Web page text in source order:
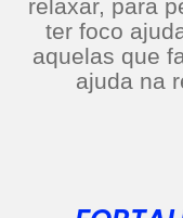
relaxar, para
ter foco
aquelas que
ajuda na